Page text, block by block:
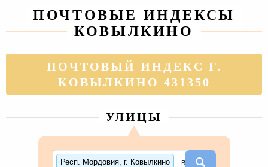
ПОЧТОВЫЕ ИНДЕКСЫ
КОВЫЛКИНО
ПОЧТОВЫЙ ИНДЕКС Г.
КОВЫЛКИНО 431350
УЛИЦЫ
Респ. Мордовия, г. Ковылкино